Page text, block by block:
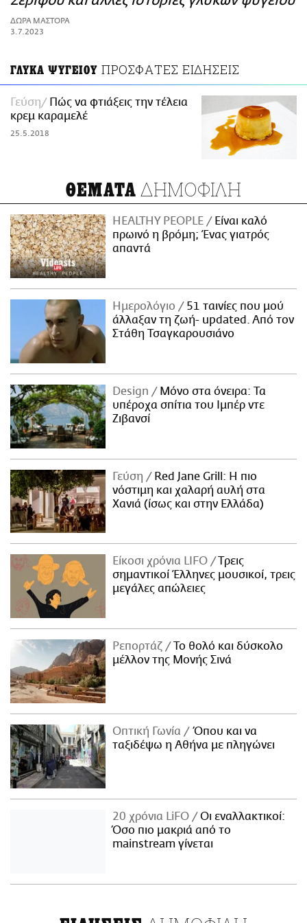
ΑΜΠΑ
PRINT
ΔΩΡΑ ΜΑΣΤΟΡΑ
3.7.2023
ΓΛΥΚΑ ΨΥΓΕΙΟΥ ΠΡΟΣΦΑΤΕΣ ΕΙΔΗΣΕΙΣ
Γεύση
Πώς να φτιάξεις την τέλεια
κρεμ καραμελέ
25.5.2018
ΘΕΜΑΤΑ ΔΗΜΟΦΙΛΗ
HEALTHY PEOPLE
Είναι καλό
πρωινό η βρόμη; Ένας γιατρός
απαντά
Ημερολόγιο
51 ταινίες που μού
άλλαξαν τη ζωή- updated. Aπό τον
Στάθη Τσαγκαρουσιάνο
Design
Μόνο στα όνειρα: Τα
υπέροχα σπίτια του Ιμπέρ ντε
Ζιβανσί
Γεύση
Red Jane Grill: Η πιο
νόστιμη και χαλαρή αυλή στα
Χανιά (ίσως και στην Ελλάδα)
Είκοσι χρόνια LIFO
Tρεις
σημαντικοί Έλληνες μουσικοί, τρεις
μεγάλες απώλειες
Ρεπορτάζ
Το θολό και δύσκολο
μέλλον της Μονής Σινά
Οπτική Γωνία
Όπου και να
ταξιδέψω η Αθήνα με πληγώνει
20 χρόνια LiFO
Οι εναλλακτικοί:
Όσο πιο μακριά από το
mainstream γίνεται